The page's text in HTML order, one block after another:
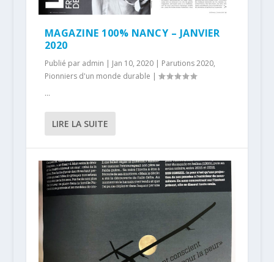
MAGAZINE 100% NANCY – JANVIER
2020
Publié par admin | Jan 10, 2020| Parutions 2020,
Pionniers d'un monde durable |
...
LIRE LA SUITE